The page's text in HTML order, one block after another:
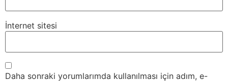
İnternet sitesi
Daha sonraki yorumlarımda kullanılması için adım, e-